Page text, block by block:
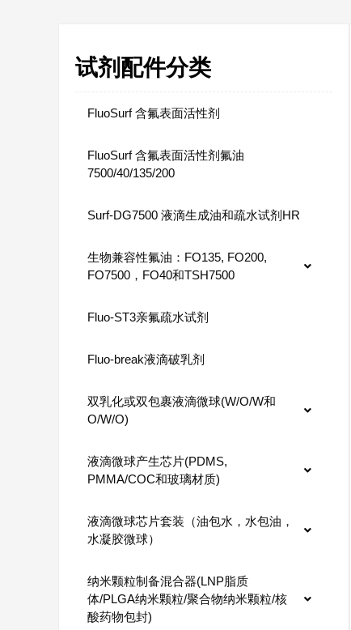
试剂配件分类
FluoSurf 含氟表面活性剂
FluoSurf 含氟表面活性剂氟油
7500/40/135/200
Surf-DG7500 液滴生成油和疏水试剂HR
生物兼容性氟油：FO135, FO200,
FO7500，FO40和TSH7500
Fluo-ST3亲氟疏水试剂
Fluo-break液滴破乳剂
双乳化或双包裹液滴微球(W/O/W和
O/W/O)
液滴微球产生芯片(PDMS,
PMMA/COC和玻璃材质)
液滴微球芯片套装（油包水，水包油，
水凝胶微球）
纳米颗粒制备混合器(LNP脂质
体/PLGA纳米颗粒/聚合物纳米颗粒/核
酸药物包封)